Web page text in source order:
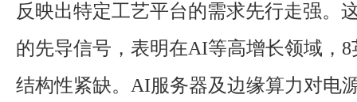
反映出特定工艺平台的需求先行走强。
的先导信号，表明在AI等高增长领域，
结构性紧缺。AI服务器及边缘算力对电